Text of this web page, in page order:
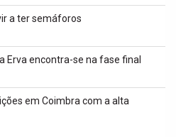
a ter semáforos
Erva encontra-se na fase final
em Coimbra com a alta